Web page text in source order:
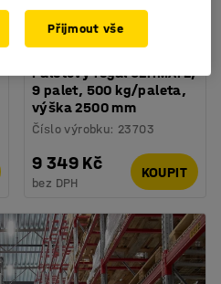
K dispozici ve více
variantách
Paletový regál ULTIMATE,
9 palet, 500 kg/paleta,
výška 2500 mm
Číslo výrobku: 23703
9 349 Kč
bez DPH
KOUPIT
Přijmout vše